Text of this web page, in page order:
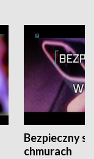
Bezpieczny
chmurach